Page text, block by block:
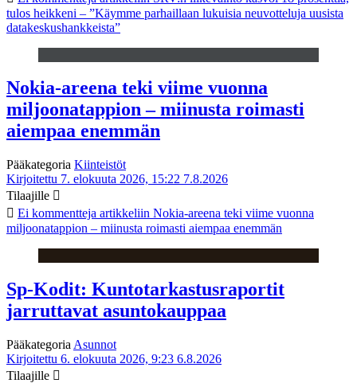
tulos heikkeni – ”Käymme parhaillaan lukuisia neuvotteluja uusista
datakeskushankkeista”
Nokia-areena teki viime vuonna
miljoonatappion – miinusta roimasti
aiempaa enemmän
Pääkategoria Kiinteistöt
Kirjoitettu 7. elokuuta 2026, 15:22 7.8.2026
Tilaajille
Ei kommentteja artikkeliin Nokia-areena teki viime vuonna
miljoonatappion – miinusta roimasti aiempaa enemmän
Sp-Kodit: Kuntotarkastusraportit
jarruttavat asuntokauppaa
Pääkategoria Asunnot
Kirjoitettu 6. elokuuta 2026, 9:23 6.8.2026
Tilaajille